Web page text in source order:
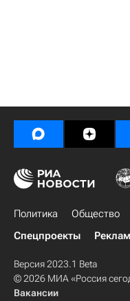
Политика Общество
Спецпроекты
Версия 2023.1 Beta
© 2026 МИА «Россия
Вакансии